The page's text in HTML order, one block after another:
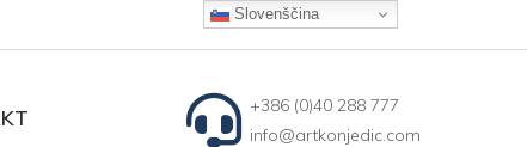
+386 (0)40 288 777
info@artkonjedic.com
Slovenščina